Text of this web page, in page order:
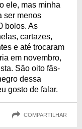
ele, mas minha
ser menos
bolos. As
cartazes,
e até trocaram
em novembro,
São oito fãs-
dessa
gosto de falar.
COMPARTILHAR